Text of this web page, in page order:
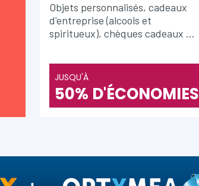
Objets personnalisés, cadeaux
d'entreprise (alcools et
spiritueux), chèques cadeaux …
JUSQU'À
50% D'ÉCONOMIES